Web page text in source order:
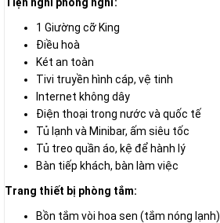
1 Giường cỡ King
Điều hoà
Két an toàn
Tivi truyền hình cáp, vệ tinh
Internet không dây
Điện thoại trong nước và quốc tế
Tủ lạnh và Minibar, ấm siêu tốc
Tủ treo quần áo, kệ để hành lý
Bàn tiếp khách, bàn làm việc
Trang thiết bị phòng tắm:
Bồn tắm vòi hoa sen (tắm nóng lạnh)